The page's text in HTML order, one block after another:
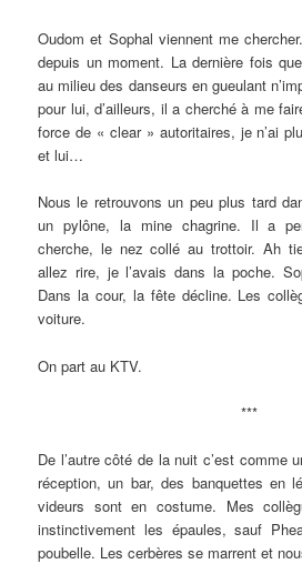
Oudom et Sophal viennent me
depuis un moment. La dernière fois
au milieu des danseurs en gueulant
pour lui, d’ailleurs, il a cherché à me
force de « clear » autoritaires, je n’ai
et lui…
Nous le retrouvons un peu plus tard
un pylône, la mine chagrine. Il a
cherche, le nez collé au trottoir. Ah
allez rire, je l’avais dans la poche.
Dans la cour, la fête décline. Les
voiture.
On part au KTV.
***
De l’autre côté de la nuit c’est comme
réception, un bar, des banquettes en
videurs sont en costume. Mes
instinctivement les épaules, sauf
poubelle. Les cerbères se marrent et